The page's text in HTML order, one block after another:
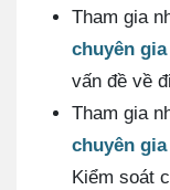
Tham gia
chuyên gia
vấn đề về
Tham gia
chuyên gia
Kiểm soát